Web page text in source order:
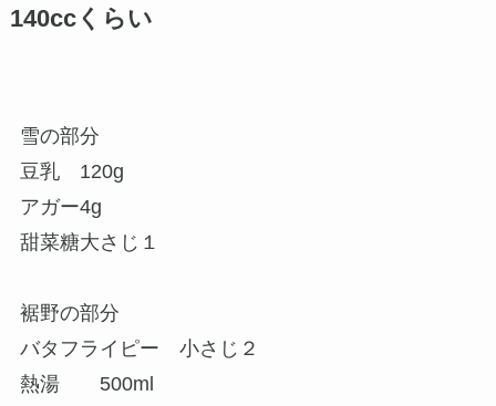
140ccくらい
雪の部分
豆乳 120g
アガー4g
甜菜糖大さじ１
裾野の部分
バタフライピー 小さじ２
熱湯 500ml